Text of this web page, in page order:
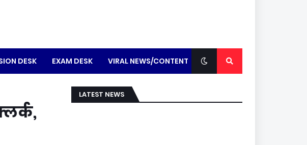
DESK EXAM DESK VIRAL NEWS/CONTENT
LATEST NEWS